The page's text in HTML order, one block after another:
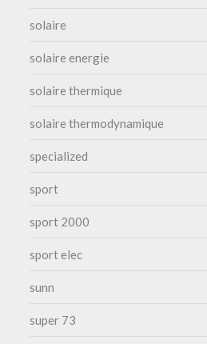
solaire
solaire energie
solaire thermique
solaire thermodynamique
specialized
sport
sport 2000
sport elec
sunn
super 73